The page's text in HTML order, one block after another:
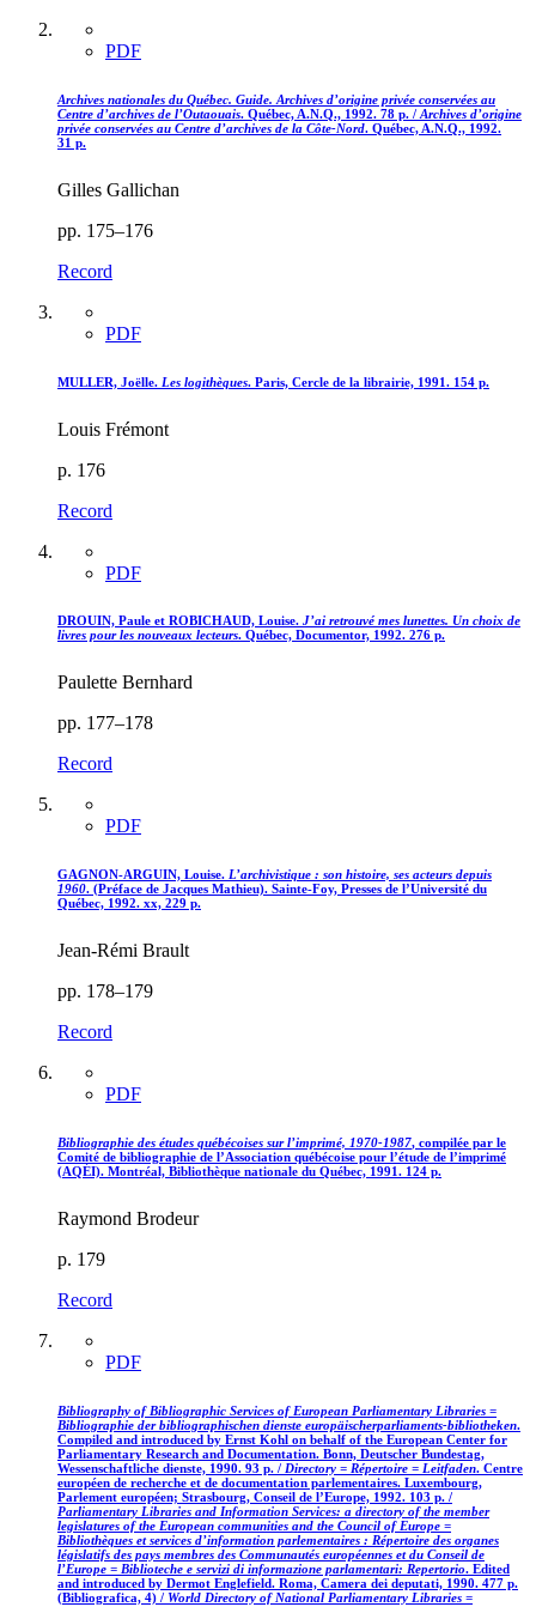
PDF
Archives nationales du Québec. Guide. Archives d’origine privée conservées au
Centre d’archives de l’Outaouais. Québec, A.N.Q., 1992. 78 p. / Archives d’origine
privée conservées au Centre d’archives de la Côte-Nord. Québec, A.N.Q., 1992.
31 p.
Gilles Gallichan
pp. 175–176
Record
PDF
MULLER, Joëlle. Les logithèques. Paris, Cercle de la librairie, 1991. 154 p.
Louis Frémont
p. 176
Record
PDF
DROUIN, Paule et ROBICHAUD, Louise. J’ai retrouvé mes lunettes. Un choix de
livres pour les nouveaux lecteurs. Québec, Documentor, 1992. 276 p.
Paulette Bernhard
pp. 177–178
Record
PDF
GAGNON-ARGUIN, Louise. L’archivistique : son histoire, ses acteurs depuis
1960. (Préface de Jacques Mathieu). Sainte-Foy, Presses de l’Université du
Québec, 1992. xx, 229 p.
Jean-Rémi Brault
pp. 178–179
Record
PDF
Bibliographie des études québécoises sur l’imprimé, 1970-1987, compilée par le
Comité de bibliographie de l’Association québécoise pour l’étude de l’imprimé
(AQÉI). Montréal, Bibliothèque nationale du Québec, 1991. 124 p.
Raymond Brodeur
p. 179
Record
PDF
Bibliography of Bibliographic Services of European Parliamentary Libraries =
Bibliographie der bibliographischen dienste europäischerparliaments-bibliotheken.
Compiled and introduced by Ernst Kohl on behalf of the European Center for
Parliamentary Research and Documentation. Bonn, Deutscher Bundestag,
Wessenschaftliche dienste, 1990. 93 p. / Directory = Répertoire = Leitfaden. Centre
européen de recherche et de documentation parlementaires. Luxembourg,
Parlement européen; Strasbourg, Conseil de l’Europe, 1992. 103 p. /
Parliamentary Libraries and Information Services: a directory of the member
legislatures of the European communities and the Council of Europe =
Bibliothèques et services d’information parlementaires : Répertoire des organes
législatifs des pays membres des Communautés européennes et du Conseil de
l’Europe = Biblioteche e servizi di informazione parlamentari: Repertorio. Edited
and introduced by Dermot Englefield. Roma, Camera dei deputati, 1990. 477 p.
(Bibliografica, 4) / World Directory of National Parliamentary Libraries =